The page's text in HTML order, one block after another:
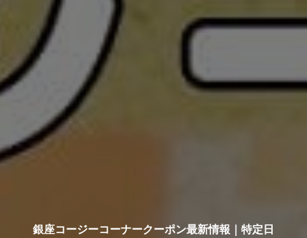
銀座コージーコーナークーポン最新情報｜特定日